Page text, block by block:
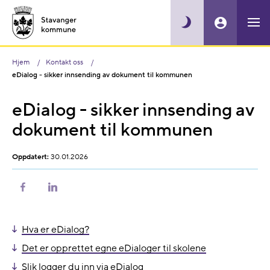
Hjem
Kontakt oss
eDialog - sikker innsending av dokument til kommunen
eDialog - sikker innsending av
dokument til kommunen
Oppdatert: 30.01.2026
Del
Del
Hva er eDialog?
Det er opprettet egne eDialoger til skolene
Slik logger du inn via eDialog